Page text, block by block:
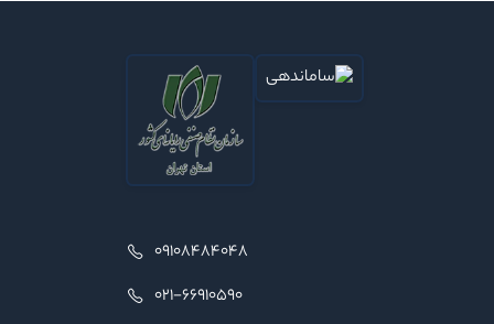
09108484048
021-66910590